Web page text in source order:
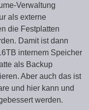
Verwaltung
als externe
die Festplatten
Damit ist dann
internem Speicher
als Backup
Aber auch das ist
und hier kann und
werden.